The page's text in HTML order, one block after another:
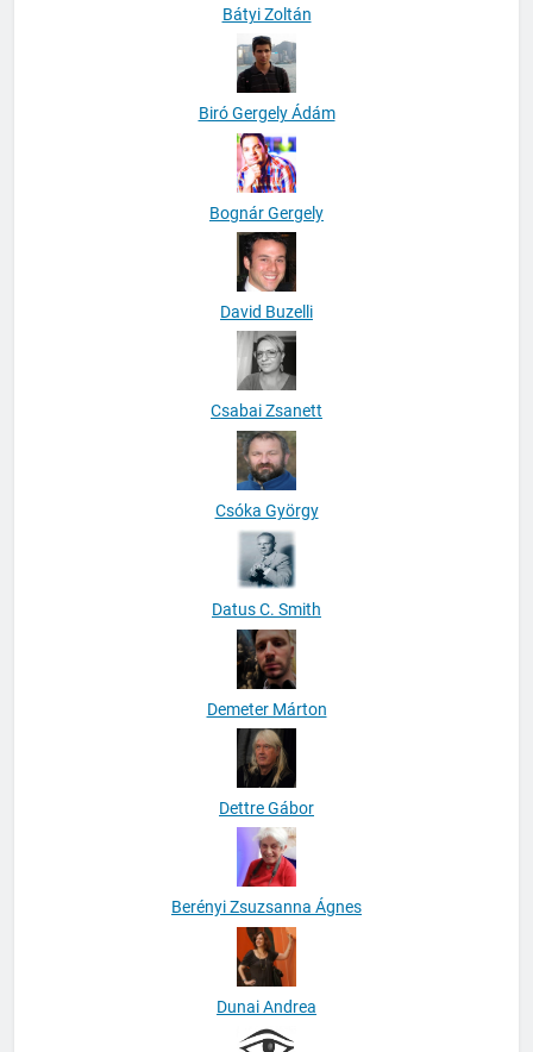
Bátyi Zoltán
Biró Gergely Ádám
Bognár Gergely
David Buzelli
Csabai Zsanett
Csóka György
Datus C. Smith
Demeter Márton
Dettre Gábor
Berényi Zsuzsanna Ágnes
Dunai Andrea